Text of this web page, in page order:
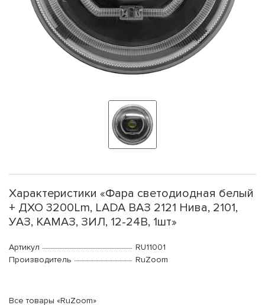
Характеристики «Фара светодиодная белый
+ ДХО 3200Lm, LADA ВАЗ 2121 Нива, 2101,
УАЗ, КАМАЗ, ЗИЛ, 12-24В, 1шт»
Артикул
RU11001
Производитель
RuZoom
Все товары «RuZoom»